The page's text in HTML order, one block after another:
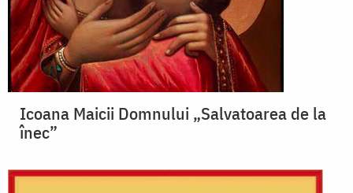
Icoana Maicii Domnului „Salvatoarea de la
înec”